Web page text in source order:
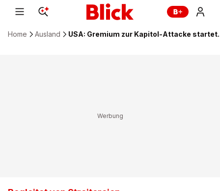
Home Ausland USA: Gremium zur Kapitol-Attacke startet.